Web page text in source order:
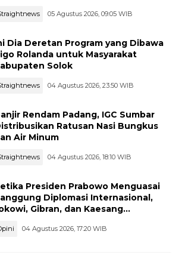
05 Agustus 2026, 09:05 WIB
Dia Deretan Program yang Dibawa
Rolanda untuk Masyarakat
Solok
04 Agustus 2026, 23:50 WIB
Rendam Padang, IGC Sumbar
Ratusan Nasi Bungkus
Air Minum
04 Agustus 2026, 18:10 WIB
Presiden Prabowo Menguasai
Diplomasi Internasional,
Gibran, dan Kaesang
04 Agustus 2026, 17:20 WIB